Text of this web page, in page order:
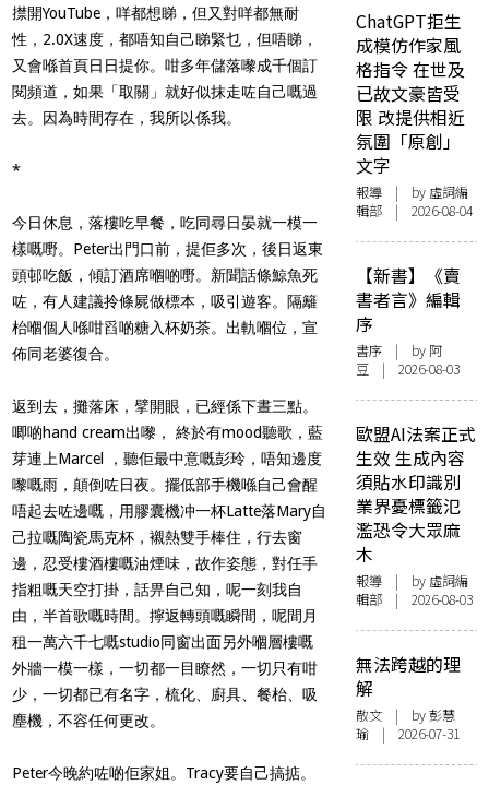
㩒開YouTube，咩都想睇，但又對咩都無耐
性，2.0X速度，都唔知自己睇緊乜，但唔睇，
又會喺首頁日日提你。咁多年儲落嚟成千個訂
閱頻道，如果「取關」就好似抹走咗自己嘅過
去。因為時間存在，我所以係我。
*
今日休息，落樓吃早餐，吃同尋日晏就一模一
樣嘅嘢。Peter出門口前，提佢多次，後日返東
頭邨吃飯，傾訂酒席嗰啲嘢。新聞話條鯨魚死
咗，有人建議拎條屍做標本，吸引遊客。隔籬
枱嗰個人喺咁舀啲糖入杯奶茶。出軌嗰位，宣
佈同老婆復合。
返到去，攤落床，擘開眼，已經係下晝三點。
唧啲hand cream出嚟， 終於有mood聽歌，藍
芽連上Marcel ，聽佢最中意嘅彭玲，唔知邊度
嚟嘅雨，顛倒咗日夜。擺低部手機喺自己會醒
唔起去咗邊嘅，用膠囊機冲一杯Latte落Mary自
己拉嘅陶瓷馬克杯，襯熱雙手棒住，行去窗
邊，忍受樓酒樓嘅油煙味，故作姿態，對任手
指粗嘅天空打掛，話畀自己知，呢一刻我自
由，半首歌嘅時間。擰返轉頭嘅瞬間，呢間月
租一萬六千七嘅studio同窗出面另外嗰層樓嘅
外牆一模一樣，一切都一目瞭然，一切只有咁
少，一切都已有名字，梳化、廚具、餐枱、吸
塵機，不容任何更改。
Peter今晚約咗啲佢家姐。Tracy要自己搞掂。
ChatGPT拒生
成模仿作家風
格指令 在世及
已故文豪皆受
限 改提供相近
氛圍「原創」
文字
報導 | by 虛詞編
輯部 | 2026-08-04
【新書】《賣
書者言》編輯
序
書序 | by 阿
豆 | 2026-08-03
歐盟AI法案正式
生效 生成內容
須貼水印識別
業界憂標籤氾
濫恐令大眾麻
木
報導 | by 虛詞編
輯部 | 2026-08-03
無法跨越的理
解
散文 | by 彭慧
瑜 | 2026-07-31